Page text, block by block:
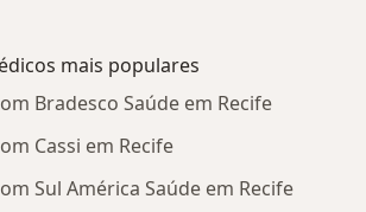
mais populares
Bradesco Saúde em Recife
Cassi em Recife
Sul América Saúde em Recife